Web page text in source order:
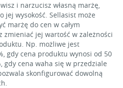
i narzucisz własną marżę,
jej wysokość. Sellasist może
marżę do cen w całym
zmieniać jej wartość w zależności
Np. możliwe jest
gdy cena produktu wynosi od 50
gdy cena waha się w przedziale
skonfigurować dowolną